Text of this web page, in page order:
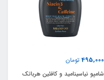
495,000تومان
شامپو نیاسینامید و کافئین هرباتک